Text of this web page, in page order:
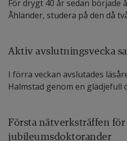
programmering. Hon har ett
väl för mjukvaruutveckling.
inom sin elitsatsning i pingis.
könsnormer och inspirera
både som ingenjör och
För drygt 40 år sedan började
Åhlander, studera på den då
Aktiv avslutningsvecka
I förra veckan avslutades
Halmstad genom en glädjefull
Första nätverksträffen
jubileumsdoktorander